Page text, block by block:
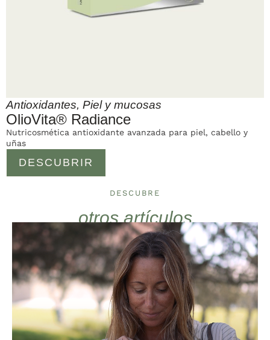
Antioxidantes, Piel y mucosas
OlioVita® Radiance
DESCUBRIR
Nutricosmética antioxidante avanzada para piel, cabello y
uñas
DESCUBRE
otros artículos